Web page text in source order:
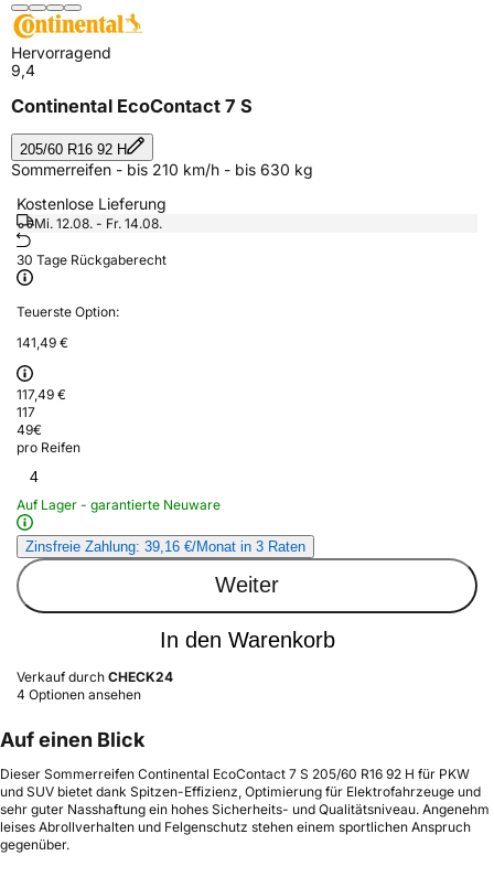
Hervorragend
9,4
Continental EcoContact 7 S
205/60 R16 92 H
Sommerreifen - bis 210 km/h - bis 630 kg
Kostenlose Lieferung
Mi. 12.08. - Fr. 14.08.
30 Tage Rückgaberecht
Teuerste Option:
141,49 €
117,49 €
117
49€
pro Reifen
4
Auf Lager - garantierte Neuware
Zinsfreie Zahlung: 39,16 €/Monat in 3 Raten
Weiter
In den Warenkorb
Verkauf durch CHECK24
4 Optionen ansehen
Auf einen Blick
Dieser Sommerreifen Continental EcoContact 7 S 205/60 R16 92 H für PKW
und SUV bietet dank Spitzen-Effizienz, Optimierung für Elektrofahrzeuge und
sehr guter Nasshaftung ein hohes Sicherheits- und Qualitätsniveau. Angenehm
leises Abrollverhalten und Felgenschutz stehen einem sportlichen Anspruch
gegenüber.